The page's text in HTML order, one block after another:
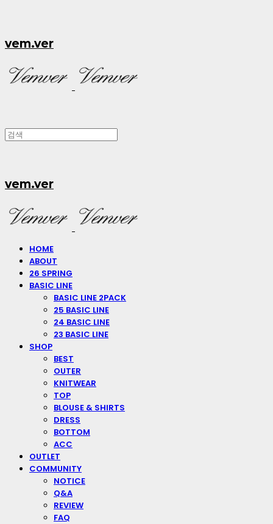
vem.ver
vem.ver
HOME
ABOUT
26 SPRING
BASIC LINE
BASIC LINE 2PACK
25 BASIC LINE
24 BASIC LINE
23 BASIC LINE
SHOP
BEST
OUTER
KNITWEAR
TOP
BLOUSE & SHIRTS
DRESS
BOTTOM
ACC
OUTLET
COMMUNITY
NOTICE
Q&A
REVIEW
FAQ